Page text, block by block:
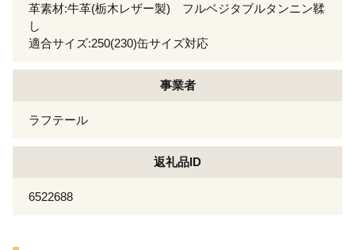
革素材:牛革(栃木レザー製) フルベジタブルタンニン鞣
し
適合サイズ:250(230)缶サイズ対応
事業者
ラフテール
返礼品ID
6522688